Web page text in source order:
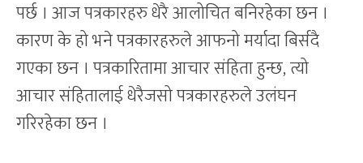
पर्छ । आज पत्रकारहरु धेरै आलोचित बनिरहेका छन ।
कारण के हो भने पत्रकारहरुले आफनो मर्यादा बिर्सदै
गएका छन । पत्रकारितामा आचार संहिता हुन्छ, त्यो
आचार संहितालाई धेरैजसो पत्रकारहरुले उलंघन
गरिरहेका छन ।